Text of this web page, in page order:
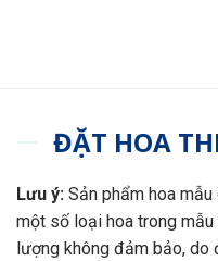
ĐẶT HOA
Lưu ý: Sản phẩm hoa
một số loại hoa trong
lượng không đảm bảo,